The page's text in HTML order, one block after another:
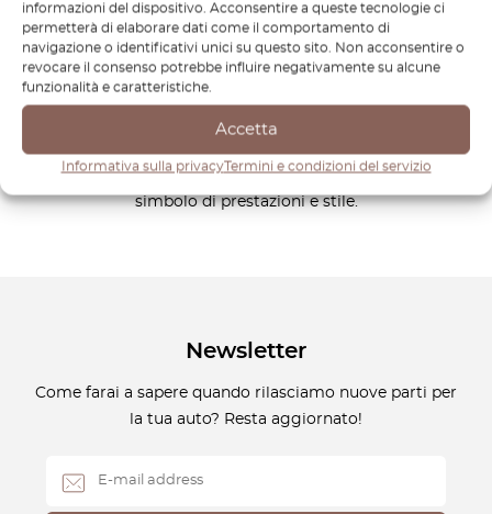
informazioni del dispositivo. Acconsentire a queste tecnologie ci
permetterà di elaborare dati come il comportamento di
navigazione o identificativi unici su questo sito. Non acconsentire o
revocare il consenso potrebbe influire negativamente su alcune
funzionalità e caratteristiche.
Accetta
Informativa sulla privacyTermini e condizioni del servizio
OctoClassic comprendiamo il fascino intramontabile della
R231 e ci dedichiamo a supportare gli appassionati nel
mantenere l’eccellenza di questo straordinario veicolo. Che
sia apprezzata per i suoi potenti motori o per la sua
eleganza artigianale, la R231 rimane un’espressione senza
tempo dell’innovazione automobilistica. Con il supporto di
OctoClassic, la tua Mercedes R231 continuerà a essere un
simbolo di prestazioni e stile.
Newsletter
Come farai a sapere quando rilasciamo nuove parti per
la tua auto? Resta aggiornato!